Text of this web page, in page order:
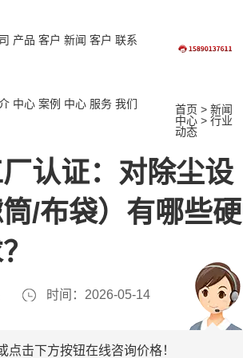
产品
中心
客户
案例
新闻
中心
客户
服务
联系
我们 首页 >新闻
中心 >行业
动态
认证：对除尘设
/布袋）有哪些硬
时间：2026-05-14
击下方按钮在线咨询价格！